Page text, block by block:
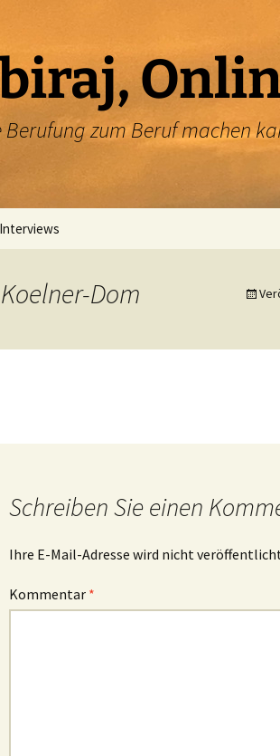
Berufung zum Beruf machen
Interviews
Dom
Schreiben Sie einen
Ihre E-Mail-Adresse wird nicht
Kommentar *